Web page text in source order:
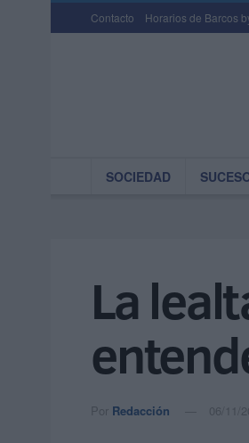
Contacto Horarios de Barcos
SOCIEDAD
La
Por Redacción 06/11/